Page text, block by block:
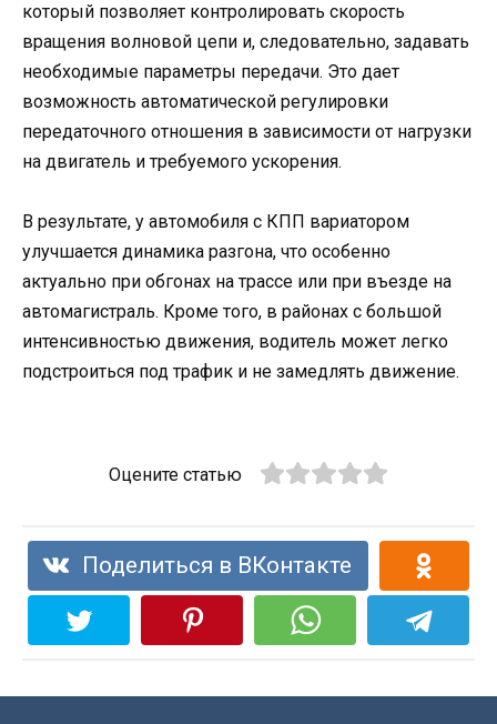
который позволяет контролировать скорость
вращения волновой цепи и, следовательно, задавать
необходимые параметры передачи. Это дает
возможность автоматической регулировки
передаточного отношения в зависимости от нагрузки
на двигатель и требуемого ускорения.
В результате, у автомобиля с КПП вариатором
улучшается динамика разгона, что особенно
актуально при обгонах на трассе или при въезде на
автомагистраль. Кроме того, в районах с большой
интенсивностью движения, водитель может легко
подстроиться под трафик и не замедлять движение.
Оцените статью
Поделиться в ВКонтакте